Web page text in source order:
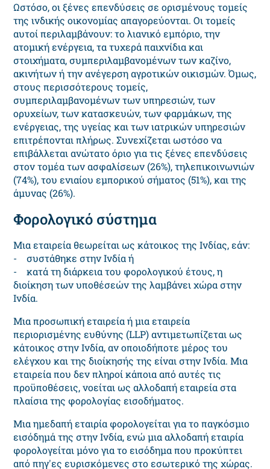
Ωστόσο, οι ξένες επενδύσεις σε ορισμένους τομείς
της ινδικής οικονομίας απαγορεύονται. Οι τομείς
αυτοί περιλαμβάνουν: το λιανικό εμπόριο, την
ατομική ενέργεια, τα τυχερά παιχνίδια και
στοιχήματα, συμπεριλαμβανομένων των καζίνο,
ακινήτων ή την ανέγερση αγροτικών οικισμών. Όμως,
στους περισσότερους τομείς,
συμπεριλαμβανομένων των υπηρεσιών, των
ορυχείων, των κατασκευών, των φαρμάκων, της
ενέργειας, της υγείας και των ιατρικών υπηρεσιών
επιτρέπονται πλήρως. Συνεχίζεται ωστόσο να
επιβάλλεται ανώτατο όριο για τις ξένες επενδύσεις
στον τομέα των ασφαλίσεων (26%), τηλεπικοινωνιών
(74%), του ενιαίου εμπορικού σήματος (51%), και της
άμυνας (26%).
Φορολογικό σύστημα
Μια εταιρεία θεωρείται ως κάτοικος της Ινδίας, εάν:
- συστάθηκε στην Ινδία ή
- κατά τη διάρκεια του φορολογικού έτους, η
διοίκηση των υποθέσεών της λαμβάνει χώρα στην
Ινδία.
Μια προσωπική εταιρεία ή μια εταιρεία
περιορισμένης ευθύνης (LLP) αντιμετωπίζεται ως
κάτοικος στην Ινδία, αν οποιοδήποτε μέρος του
ελέγχου και της διοίκησής της είναι στην Ινδία. Μια
εταιρεία που δεν πληροί κάποια από αυτές τις
προϋποθέσεις, νοείται ως αλλοδαπή εταιρεία στα
πλαίσια της φορολογίας εισοδήματος.
Μια ημεδαπή εταιρία φορολογείται για το παγκόσμιο
εισόδημά της στην Ινδία, ενώ μια αλλοδαπή εταιρία
φορολογείται μόνο για το εισόδημα που προκύπτει
από πηγ'ες ευρισκόμενες στο εσωτερικό της χώρας.